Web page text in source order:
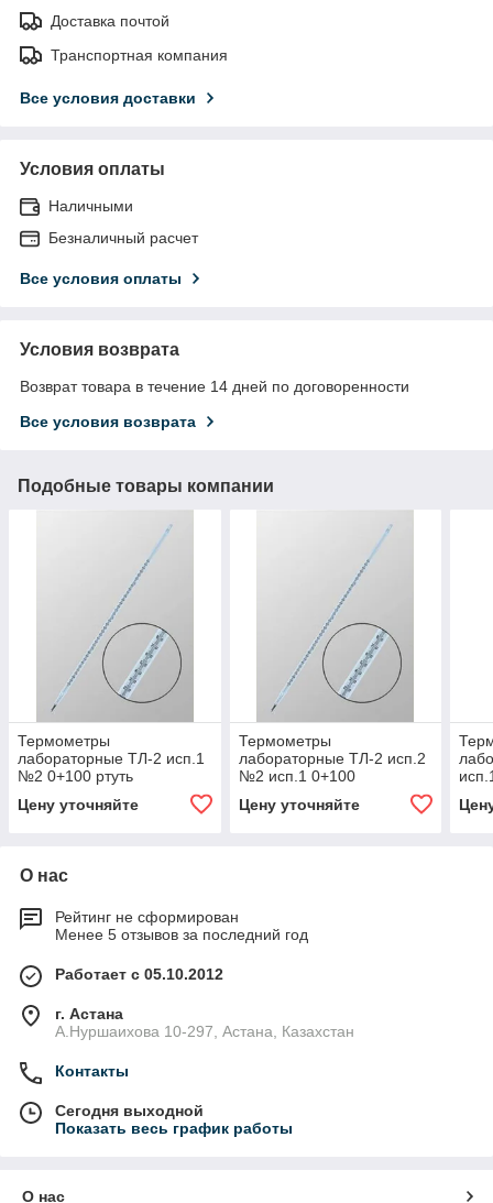
Доставка почтой
Транспортная компания
Все условия доставки
Условия оплаты
Наличными
Безналичный расчет
Все условия оплаты
Условия возврата
Возврат товара в течение 14 дней по договоренности
Все условия возврата
Подобные товары компании
Термометры
лабораторные ТЛ-2 исп.1
№2 0+100 ртуть
Цену уточняйте
Термометры
лабораторные ТЛ-2 исп.2
№2 исп.1 0+100
Цену уточняйте
О нас
Рейтинг не сформирован
Менее 5 отзывов за последний год
Работает с 05.10.2012
г. Астана
А.Нуршаихова 10-297, Астана, Казахстан
Контакты
Сегодня выходной
Показать весь график работы
О нас